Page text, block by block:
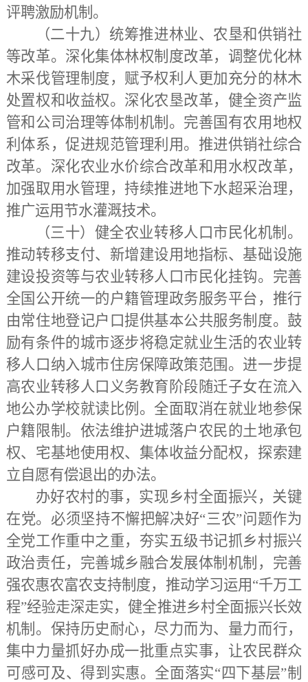
评聘激励机制。
（二十九）统筹推进林业、农垦和供销社
等改革。 深化集体林权制度改革，调整优化林
木采伐管理制度，赋予权利人更加充分的林木
处置权和收益权。深化农垦改革，健全资产监
管和公司治理等体制机制。完善国有农用地权
利体系，促进规范管理利用。推进供销社综合
改革。深化农业水价综合改革和用水权改革，
加强取用水管理，持续推进地下水超采治理，
推广运用节水灌溉技术。
（三十）健全农业转移人口市民化机制。
推动转移支付、新增建设用地指标、基础设施
建设投资等与农业转移人口市民化挂钩。完善
全国公开统一的户籍管理政务服务平台，推行
由常住地登记户口提供基本公共服务制度。鼓
励有条件的城市逐步将稳定就业生活的农业转
移人口纳入城市住房保障政策范围。进一步提
高农业转移人口义务教育阶段随迁子女在流入
地公办学校就读比例。全面取消在就业地参保
户籍限制。依法维护进城落户农民的土地承包
权、宅基地使用权、集体收益分配权，探索建
立自愿有偿退出的办法。
办好农村的事，实现乡村全面振兴，关键
在党。必须坚持不懈把解决好“三农”问题作为
全党工作重中之重，夯实五级书记抓乡村振兴
政治责任，完善城乡融合发展体制机制，完善
强农惠农富农支持制度，推动学习运用“千万工
程”经验走深走实，健全推进乡村全面振兴长效
机制。保持历史耐心，尽力而为、量力而行，
集中力量抓好办成一批重点实事，让农民群众
可感可及、得到实惠。全面落实“四下基层”制